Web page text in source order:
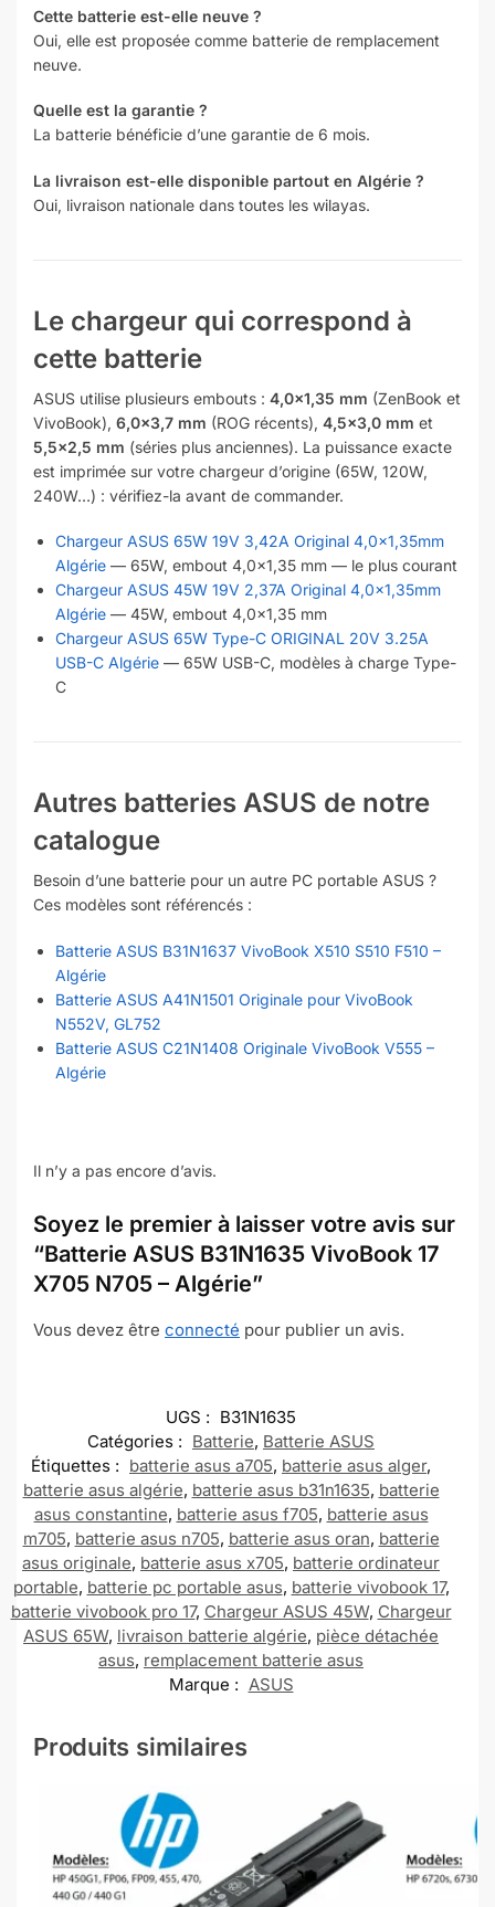
Cette batterie est-elle neuve ?
Oui, elle est proposée comme batterie de remplacement
neuve.
Quelle est la garantie ?
La batterie bénéficie d’une garantie de 6 mois.
La livraison est-elle disponible partout en Algérie ?
Oui, livraison nationale dans toutes les wilayas.
Le chargeur qui correspond à
cette batterie
ASUS utilise plusieurs embouts : 4,0×1,35 mm (ZenBook et
VivoBook), 6,0×3,7 mm (ROG récents), 4,5×3,0 mm et
5,5×2,5 mm (séries plus anciennes). La puissance exacte
est imprimée sur votre chargeur d’origine (65W, 120W,
240W…) : vérifiez-la avant de commander.
Chargeur ASUS 65W 19V 3,42A Original 4,0×1,35mm
Algérie — 65W, embout 4,0×1,35 mm — le plus courant
Chargeur ASUS 45W 19V 2,37A Original 4,0×1,35mm
Algérie — 45W, embout 4,0×1,35 mm
Chargeur ASUS 65W Type-C ORIGINAL 20V 3.25A
USB-C Algérie — 65W USB-C, modèles à charge Type-
C
Autres batteries ASUS de notre
catalogue
Besoin d’une batterie pour un autre PC portable ASUS ?
Ces modèles sont référencés :
Batterie ASUS B31N1637 VivoBook X510 S510 F510 –
Algérie
Batterie ASUS A41N1501 Originale pour VivoBook
N552V, GL752
Batterie ASUS C21N1408 Originale VivoBook V555 –
Algérie
Il n’y a pas encore d’avis.
Soyez le premier à laisser votre avis sur
“Batterie ASUS B31N1635 VivoBook 17
X705 N705 – Algérie”
Vous devez être connecté pour publier un avis.
UGS : B31N1635
Catégories : Batterie, Batterie ASUS
Étiquettes : batterie asus a705, batterie asus alger,
batterie asus algérie, batterie asus b31n1635, batterie
asus constantine, batterie asus f705, batterie asus
m705, batterie asus n705, batterie asus oran, batterie
asus originale, batterie asus x705, batterie ordinateur
portable, batterie pc portable asus, batterie vivobook 17,
batterie vivobook pro 17, Chargeur ASUS 45W, Chargeur
ASUS 65W, livraison batterie algérie, pièce détachée
asus, remplacement batterie asus
Marque : ASUS
Produits similaires